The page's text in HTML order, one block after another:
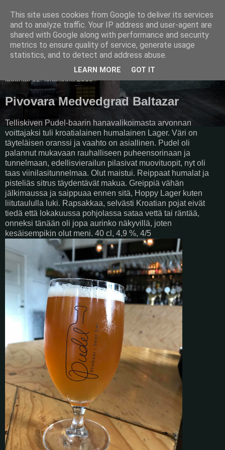
Pullollinen
lauantai 12. lokakuuta 2019
Pivovara Medvedgrad Baltazar
Telliskiven Pudel-baarin hanavalikoimasta arvonnan
voittajaksi tuli kroatialainen humalainen Lager. Väri on
täyteläisen oranssi ja vaahto on asiallinen. Pudel oli
palannut mukavaan rauhalliseen puheensorinaan ja
tunnelmaan, edellisvierailun pilasivat muovituopit, nyt oli
taas viinilasitunnelmaa. Olut maistui. Reippaat humalat ja
pisteliäs sitrus täydentävät makua. Greippiä vähän
jälkimaussa ja saippuaa ennen sitä, Hoppy Lager kuten
liitutaululla luki. Rapsakkaa, selvästi Kroatian pojat eivät
tiedä että lokakuussa pohjolassa sataa vettä tai räntää,
onneksi tänään oli jopa aurinko näkyvillä, joten
kesäisempikin olut meni. 40 cl, 4,9 %, 4/5
This site uses cookies from Google to deliver its services
and to analyze traffic. Your IP address and user-agent are
shared with Google along with performance and security
metrics to ensure quality of service, generate usage
statistics, and to detect and address abuse.
LEARN MORE GOT IT